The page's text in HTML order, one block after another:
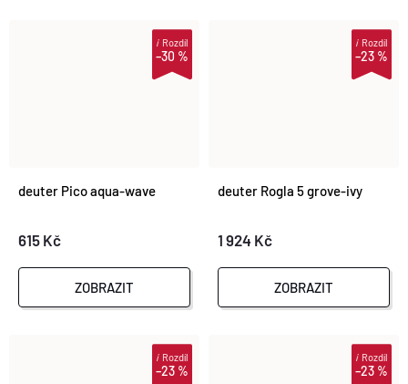
–30 %
iRozdíl
deuter Pico aqua-wave
615 Kč
ZOBRAZIT
–23 %
iRozdíl
deuter Rogla 5 grove-ivy
1 924 Kč
ZOBRAZIT
–23 %
iRozdíl
–23 %
iRozdíl